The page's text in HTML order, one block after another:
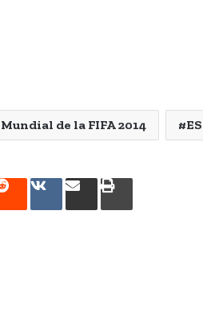
de la FIFA 2014
RedditVKontakte
SharePrint